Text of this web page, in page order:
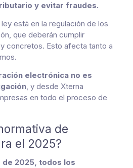
y evitar fraudes.
está en la regulación de los
que deberán cumplir
concretos. Esto afecta tanto a
electrónica no es
, y desde Xterna
en todo el proceso de
de
el 2025?
de 2025, todos los